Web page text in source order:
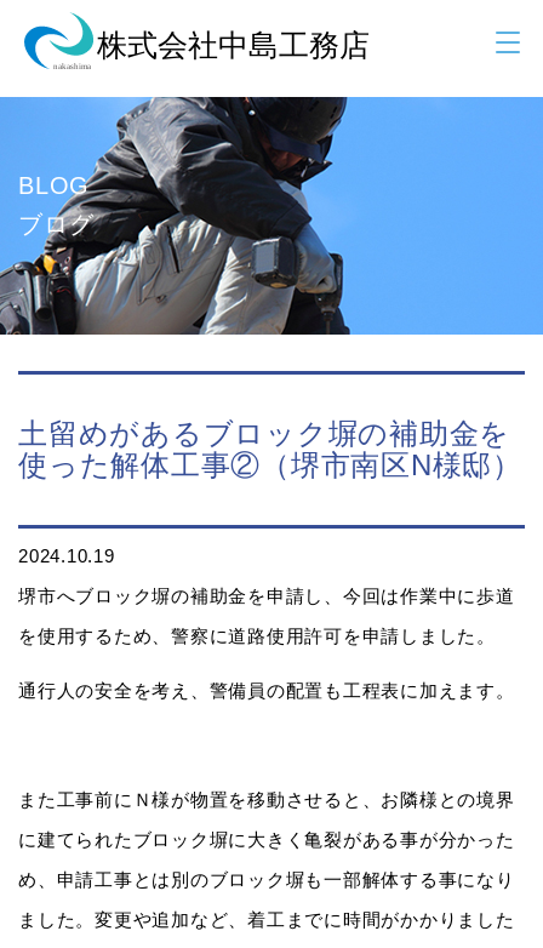
BLOG
ブログ
土留めがあるブロック塀の補助金を
使った解体工事②（堺市南区N様邸）
2024.10.19
堺市へブロック塀の補助金を申請し、今回は作業中に歩道
を使用するため、警察に道路使用許可を申請しました。
通行人の安全を考え、警備員の配置も工程表に加えます。
また工事前にＮ様が物置を移動させると、お隣様との境界
に建てられたブロック塀に大きく亀裂がある事が分かった
め、申請工事とは別のブロック塀も一部解体する事になり
ました。変更や追加など、着工までに時間がかかりました